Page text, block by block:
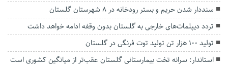
سنددار شدن حریم و بستر رودخانه در ۸ شهرستان گلستان
تردد دیپلمات‌های خارجی به گلستان بدون وقفه ادامه خواهد داشت
تولید ۱۰۰ هزار تن تولید توت فرنگی در گلستان
استاندار: سرانه تخت بیمارستانی گلستان عقب‌تر از میانگین کشوری است